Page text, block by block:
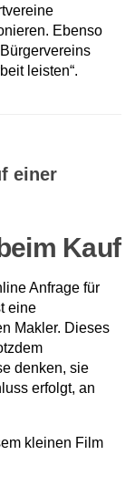
Ebenso
leisten“.
einer
Kauf
Anfrage für
eine
Makler. Dieses
denken, sie
erfolgt, an
kleinen Film